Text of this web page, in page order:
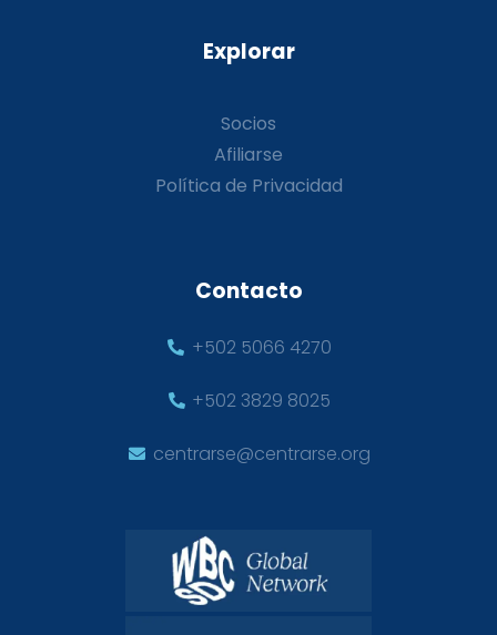
Explorar
Socios
Afiliarse
Política de Privacidad
Contacto
+502 5066 4270
+502 3829 8025
centrarse@centrarse.org